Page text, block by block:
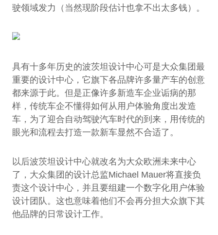
驶领域发力（当然现阶段估计也拿不出太多钱）。
具有十多年历史的波茨坦设计中心可是大众集团最
重要的设计中心，它旗下各品牌许多量产车的创意
都来源于此。但是正像许多新造车企业诟病的那
样，传统车企不懂得如何从用户体验角度出发造
车，为了迎合自动驾驶汽车时代的到来，用传统的
眼光和流程去打造一款新车显然不合适了。
以后波茨坦设计中心就改名为大众欧洲未来中心
了，大众集团的设计总监Michael Mauer将直接负
责这个设计中心，并且要组建一个数字化用户体验
设计团队。这也意味着他们不会再分担大众旗下其
他品牌的日常设计工作。